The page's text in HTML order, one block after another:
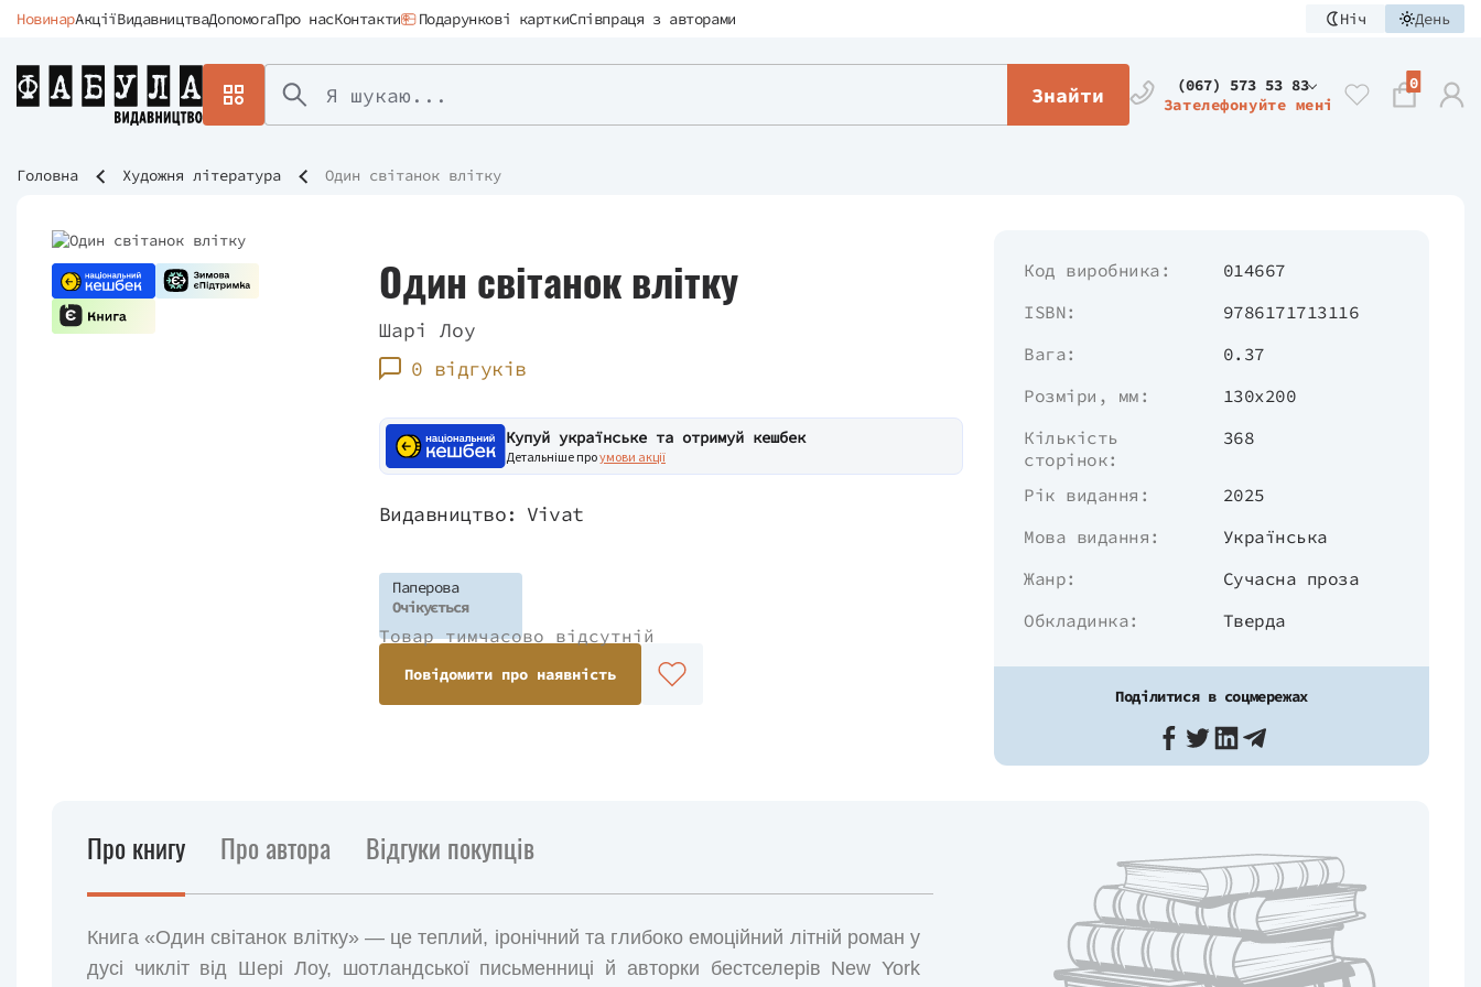
НовинарАкціїВидавництваДопомогаПро насКонтакти Подарункові карткиСпівпраця з авторами Ніч День
Знайти
(067) 573 53 83
Зателефонуйте мені
0
Головна Художня література Один світанок влітку
Один світанок влітку
Шарі Лоу
0 відгуків
Купуй українське та отримуй кешбек
Детальніше проумови акції
Видавництво: Vivat
Паперова
Очікується
Товар тимчасово відсутній
Повідомити про наявність
Код виробника:
014667
ISBN:
9786171713116
Вага:
0.37
Розміри, мм:
130х200
Кількість
сторінок:
368
Рік видання:
2025
Мова видання:
Українська
Жанр:
Сучасна проза
Обкладинка:
Тверда
Поділитися в соцмережах
Про книгу Про автора Відгуки покупців
Книга «Один світанок влітку» — це теплий, іронічний та глибоко емоційний літній роман у
дусі чикліт від Шері Лоу, шотландської письменниці й авторки бестселерів New York